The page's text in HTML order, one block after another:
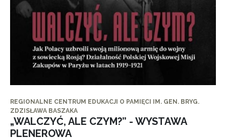
REGIONALNE CENTRUM EDUKACJI O PAMIĘCI IM. GEN. BRYG.
ZDZISŁAWA BASZAKA
„WALCZYĆ, ALE CZYM?” - WYSTAWA
PLENEROWA